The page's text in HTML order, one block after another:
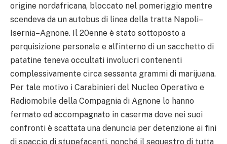
origine nordafricana, bloccato nel pomeriggio mentre
scendeva da un autobus di linea della tratta Napoli–
Isernia–Agnone. Il 20enne è stato sottoposto a
perquisizione personale e all’interno di un sacchetto di
patatine teneva occultati involucri contenenti
complessivamente circa sessanta grammi di marijuana.
Per tale motivo i Carabinieri del Nucleo Operativo e
Radiomobile della Compagnia di Agnone lo hanno
fermato ed accompagnato in caserma dove nei suoi
confronti è scattata una denuncia per detenzione ai fini
di spaccio di stupefacenti, nonché il sequestro di tutta